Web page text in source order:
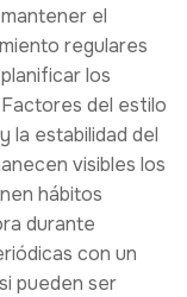
el
regulares
los
del estilo
la estabilidad del
visibles los
hábitos
durante
con un
pueden ser